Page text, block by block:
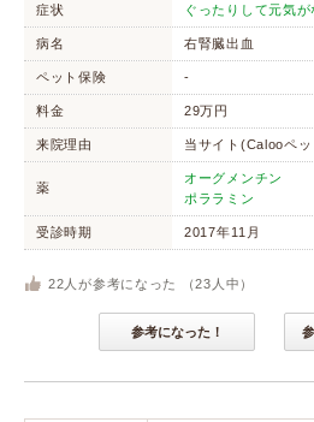
症状 ぐったりして元気が
病名 右腎臓出血
ペット保険 -
料金 29万円
来院理由 当サイト(Calooペ
薬
オーグメンチン
ポララミン
受診時期 2017年11月
22 人が参考になった （23 人中）
参考になった！